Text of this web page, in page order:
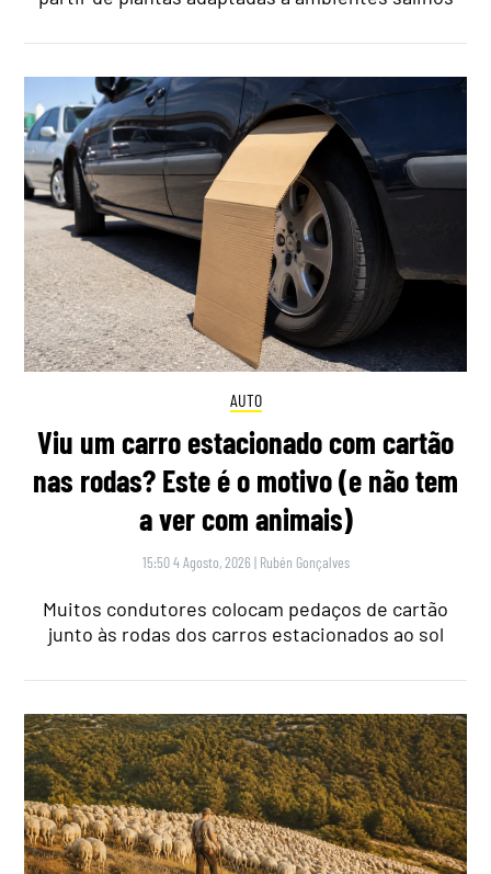
AUTO
Viu um carro estacionado com cartão
nas rodas? Este é o motivo (e não tem
a ver com animais)
15:50 4 Agosto, 2026 | Rubén Gonçalves
Muitos condutores colocam pedaços de cartão
junto às rodas dos carros estacionados ao sol